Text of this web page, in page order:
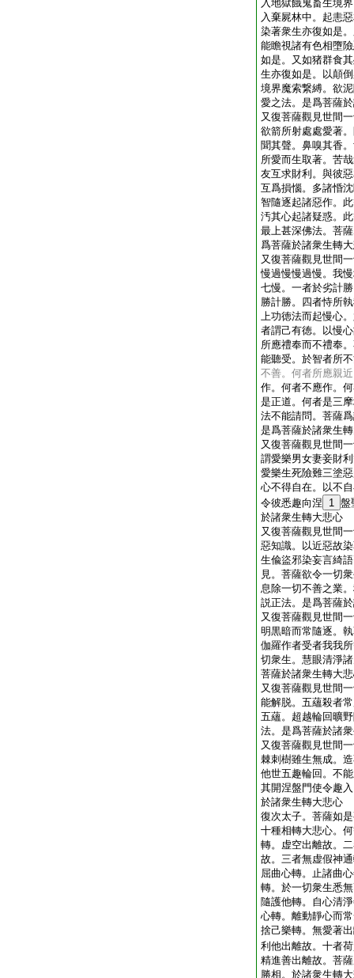
入地獄餓鬼畜生境
入棄屍林中。起恚
染著衆生亦復如是
能瞻視諸有色相墮
如是。又如猪群食
生亦復如是。以顛
境界魔索繋縛。欲
愛之法。是爲菩薩
又復菩薩觀見世間
欲箭所射處處愛著
聞其聲。鼻嗅其香
所愛而生取著。苦
友互求財利。與彼
互爲損惱。多諸惛
智隨逐起諸惡作。
汚其心起諸疑惑。
最上甚深佛法。菩
爲菩薩於諸衆生轉
又復菩薩觀見世間
慢過慢慢過慢。我
七慢。一者於劣計
勝計勝。四者恃所
上功徳法而起慢心
者謂己有徳。以慢
所應禮奉而不禮奉
能聽受。於智者所
不善。何者所應親
作。何者不應作。
是正道。何者是三
法不能請問。菩薩
是爲菩薩於諸衆生
又復菩薩觀見世間
謂愛樂男女妻妾財
愛樂生死險難三塗
心不得自在。以不
令彼悉趣向涅
1 盤
於諸衆生轉大悲心
又復菩薩觀見世間
惡知識。以近惡故
生偸盜邪染妄言綺
見。菩薩欲令一切
息除一切不善之業
説正法。是爲菩薩
又復菩薩觀見世間
明黒暗而常隨逐。
伽羅作者受者我我
切衆生。慧眼清淨
菩薩於諸衆生轉大
又復菩薩觀見世間
能解脱。五蘊殺者
五蘊。超越輪回曠
法。是爲菩薩於諸
又復菩薩觀見世間
棘刺樹雖生無成。
他世五趣輪回。不
其開涅盤門使令趣
於諸衆生轉大悲心
復次太子。菩薩如
十種相轉大悲心。
轉。虚空出離故。
故。三者無虚假神
屈曲心轉。止諸曲
轉。於一切衆生悉
隨護他轉。自心清
心轉。離動靜心而
捨己樂轉。無愛著
利他出離故。十者
精進善出離故。菩
勝相。於諸衆生轉